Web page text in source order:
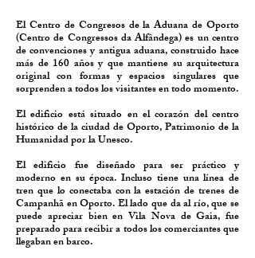
El Centro de Congresos de la Aduana de Oporto
(Centro de Congressos da Alfândega) es un centro
de convenciones y antigua aduana, construido hace
más de 160 años y que mantiene su arquitectura
original con formas y espacios singulares que
sorprenden a todos los visitantes en todo momento.
El edificio está situado en el corazón del centro
histórico de la ciudad de Oporto, Patrimonio de la
Humanidad por la Unesco.
El edificio fue diseñado para ser práctico y
moderno en su época. Incluso tiene una línea de
tren que lo conectaba con la estación de trenes de
Campanhã en Oporto. El lado que da al río, que se
puede apreciar bien en Vila Nova de Gaia, fue
preparado para recibir a todos los comerciantes que
llegaban en barco.